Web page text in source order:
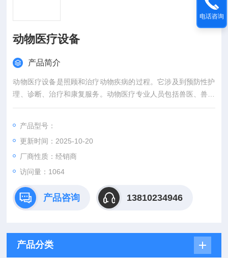
动物医疗设备
产品简介
动物医疗设备是照顾和治疗动物疾病的过程。它涉及到预防性护
理、诊断、治疗和康复服务。动物医疗专业人员包括兽医、兽药
师、动物营养师和动物理疗师等。
产品型号：
更新时间：2025-10-20
厂商性质：经销商
访问量：1064
产品咨询 13810234946
产品分类
电话咨询